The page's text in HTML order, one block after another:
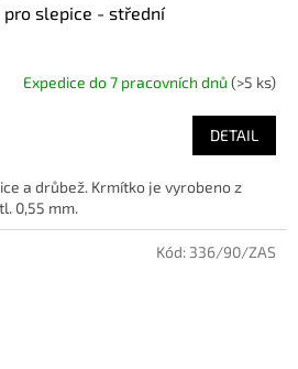
pro slepice - střední
Expedice do 7 pracovních dnů (>5 ks)
DETAIL
a drůbež. Krmítko je vyrobeno z
0,55 mm.
Kód: 336/90/ZAS